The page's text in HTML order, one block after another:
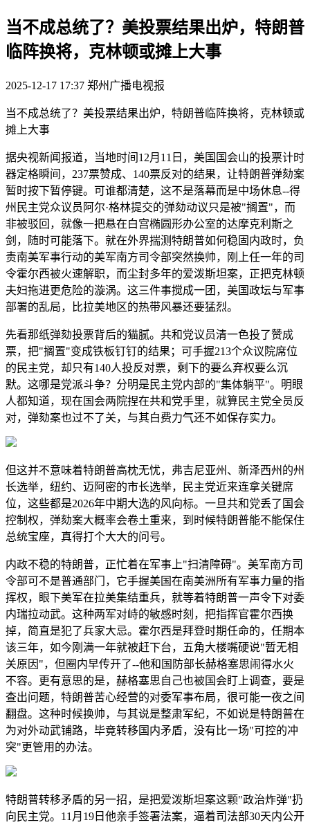
当不成总统了？美投票结果出炉，特朗普
临阵换将，克林顿或摊上大事
2025-12-17 17:37 郑州广播电视报
当不成总统了？美投票结果出炉，特朗普临阵换将，克林顿或
摊上大事
据央视新闻报道，当地时间12月11日，美国国会山的投票计时
器定格瞬间，237票赞成、140票反对的结果，让特朗普弹劾案
暂时按下暂停键。可谁都清楚，这不是落幕而是中场休息--得
州民主党众议员阿尔·格林提交的弹劾动议只是被"搁置"，而
非被驳回，就像一把悬在白宫椭圆形办公室的达摩克利斯之
剑，随时可能落下。就在外界揣测特朗普如何稳固内政时，负
责南美军事行动的美军南方司令部突然换帅，刚上任一年的司
令霍尔西被火速解职，而尘封多年的爱泼斯坦案，正把克林顿
夫妇拖进更危险的漩涡。这三件事搅成一团，美国政坛与军事
部署的乱局，比拉美地区的热带风暴还要猛烈。
先看那纸弹劾投票背后的猫腻。共和党议员清一色投了赞成
票，把"搁置"变成铁板钉钉的结果；可手握213个众议院席位
的民主党，却只有140人投反对票，剩下的要么弃权要么沉
默。这哪是党派斗争？分明是民主党内部的"集体躺平"。明眼
人都知道，现在国会两院捏在共和党手里，就算民主党全员反
对，弹劾案也过不了关，与其白费力气还不如保存实力。
但这并不意味着特朗普高枕无忧，弗吉尼亚州、新泽西州的州
长选举，纽约、迈阿密的市长选举，民主党近来连拿关键席
位，这些都是2026年中期大选的风向标。一旦共和党丢了国会
控制权，弹劾案大概率会卷土重来，到时候特朗普能不能保住
总统宝座，真得打个大大的问号。
内政不稳的特朗普，正忙着在军事上"扫清障碍"。美军南方司
令部可不是普通部门，它手握美国在南美洲所有军事力量的指
挥权，眼下美军在拉美集结重兵，就等着特朗普一声令下对委
内瑞拉动武。这种两军对峙的敏感时刻，把指挥官霍尔西换
掉，简直是犯了兵家大忌。霍尔西是拜登时期任命的，任期本
该三年，如今刚满一年就被赶下台，五角大楼嘴硬说"暂无相
关原因"，但圈内早传开了--他和国防部长赫格塞思闹得水火
不容。更有意思的是，赫格塞思自己也被国会盯上调查，要是
查出问题，特朗普苦心经营的对委军事布局，很可能一夜之间
翻盘。这种时候换帅，与其说是整肃军纪，不如说是特朗普在
为对外动武铺路，毕竟转移国内矛盾，没有比一场"可控的冲
突"更管用的办法。
特朗普转移矛盾的另一招，是把爱泼斯坦案这颗"政治炸弹"扔
向民主党。11月19日他亲手签署法案，逼着司法部30天内公开